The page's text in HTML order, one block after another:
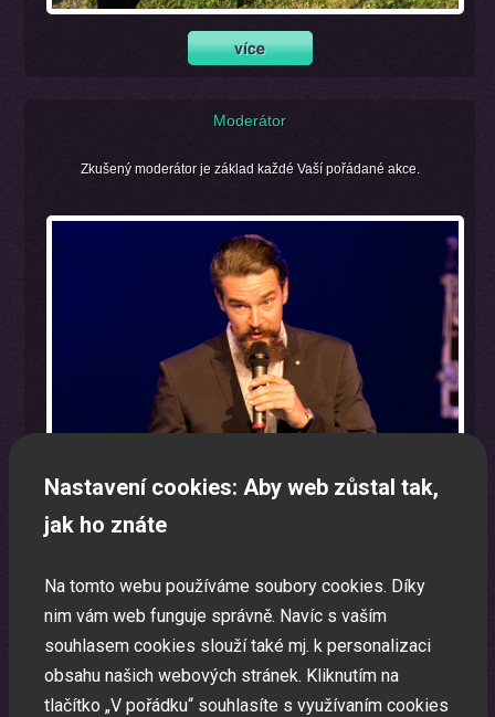
Moderátor
Zkušený moderátor je základ každé Vaší pořádané akce.
Program na firemní akci a firemní večírek na klíč
Zábavná akce na míru dle Vašeho přání.
Nastavení cookies: Aby web zůstal tak,
jak ho znáte
Na tomto webu používáme soubory cookies. Díky
nim vám web funguje správně. Navíc s vaším
souhlasem cookies slouží také mj. k personalizaci
obsahu našich webových stránek. Kliknutím na
tlačítko „V pořádku“ souhlasíte s využívaním cookies